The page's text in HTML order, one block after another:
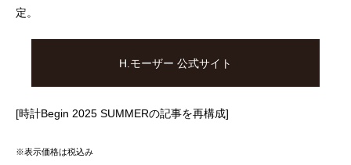
定。
H.モーザー 公式サイト
[時計Begin 2025 SUMMERの記事を再構成]
※表示価格は税込み